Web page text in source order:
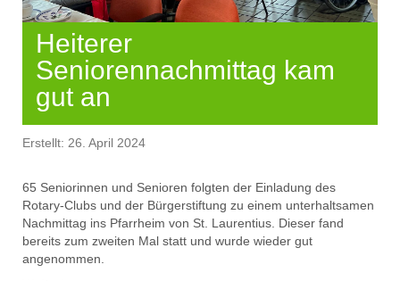
Heiterer
Seniorennachmittag kam
gut an
Erstellt: 26. April 2024
65 Seniorinnen und Senioren folgten der Einladung des
Rotary-Clubs und der Bürgerstiftung zu einem unterhaltsamen
Nachmittag ins Pfarrheim von St. Laurentius. Dieser fand
bereits zum zweiten Mal statt und wurde wieder gut
angenommen.